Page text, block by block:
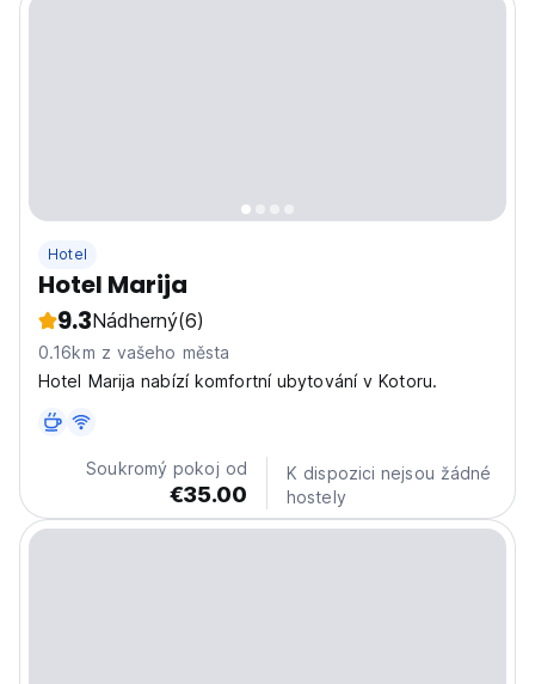
Hotel
Hotel Marija
9.3Nádherný(6)
0.16km z vašeho města
Hotel Marija nabízí komfortní ubytování v Kotoru.
Soukromý pokoj od
€35.00
K dispozici nejsou žádné
hostely